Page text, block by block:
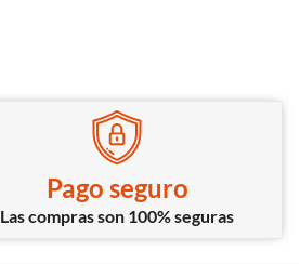
Pago seguro
Las compras son 100% seguras